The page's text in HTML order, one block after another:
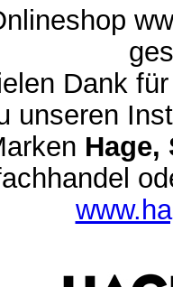
Dank
unseren
Hage,